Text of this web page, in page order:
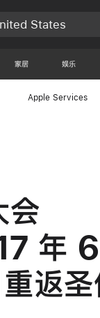
States
家居 娱乐
Apple Services
会
年 6
返圣